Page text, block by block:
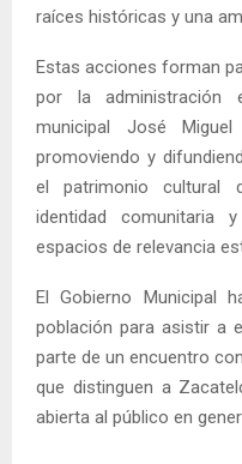
raíces históricas y una
Estas acciones forman
por la administración
municipal José
promoviendo y
el patrimonio cultural
identidad comunitaria
espacios de relevancia
El Gobierno Municipal
población para asistir a
parte de un encuentro
que distinguen a
abierta al público en